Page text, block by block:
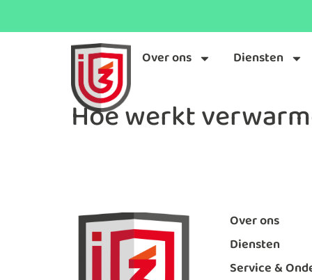
Over ons Diensten
Hoe werkt
Over ons
Diensten
Service &